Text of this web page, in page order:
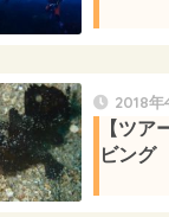
2018年
【ツア
ビング